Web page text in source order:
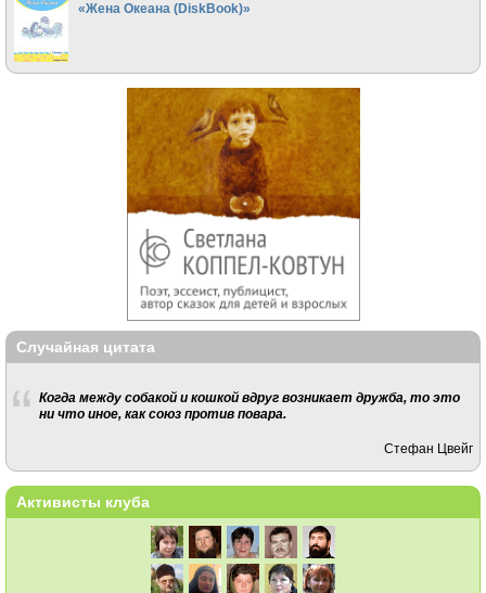
«Жена Океана (DiskBook)»
Случайная цитата
Когда между собакой и кошкой вдруг возникает дружба, то это
ни что иное, как союз против повара.
Стефан Цвейг
Активисты клуба